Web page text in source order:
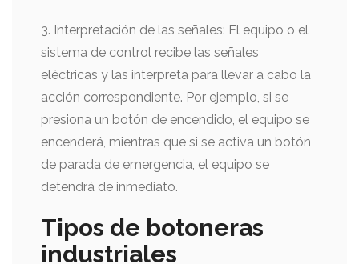
3. Interpretación de las señales: El equipo o el
sistema de control recibe las señales
eléctricas y las interpreta para llevar a cabo la
acción correspondiente. Por ejemplo, si se
presiona un botón de encendido, el equipo se
encenderá, mientras que si se activa un botón
de parada de emergencia, el equipo se
detendrá de inmediato.
Tipos de botoneras
industriales